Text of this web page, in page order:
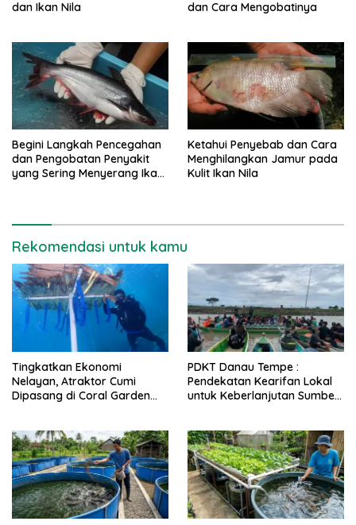
dan Ikan Nila
dan Cara Mengobatinya
Begini Langkah Pencegahan
dan Pengobatan Penyakit
yang Sering Menyerang Ikan
Ketahui Penyebab dan Cara
Menghilangkan Jamur pada
Kulit Ikan Nila
Rekomendasi untuk kamu
Tingkatkan Ekonomi
Nelayan, Atraktor Cumi
Dipasang di Coral Garden
PDKT Danau Tempe :
Pendekatan Kearifan Lokal
untuk Keberlanjutan Sumber